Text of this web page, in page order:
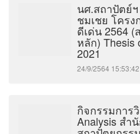
นศ.สถาปัตย์
ชมเชย โคร
ดีเด่น 2564
หลัก) Thesis
2021
24/9/2564
กิจกรรมการ
Analysis ส